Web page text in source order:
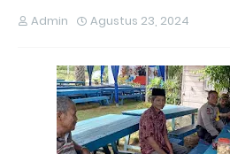
Admin Agustus 23, 2024